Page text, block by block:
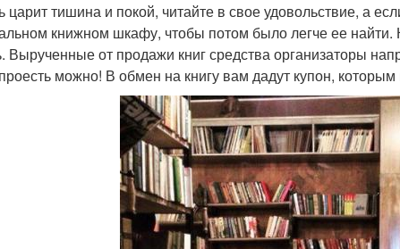
царит тишина и покой, читайте в свое удовольствие, а
книжном шкафу, чтобы потом было легче ее
Вырученные от продажи книг средства организаторы
можно! В обмен на книгу вам дадут купон,